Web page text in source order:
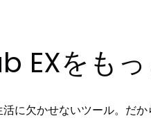
EXをも
に欠かせないツール。だ